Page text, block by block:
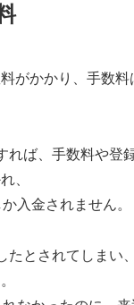
がかかり、手数
れば、手数料や登
、
入金されません。
たとされてしまい